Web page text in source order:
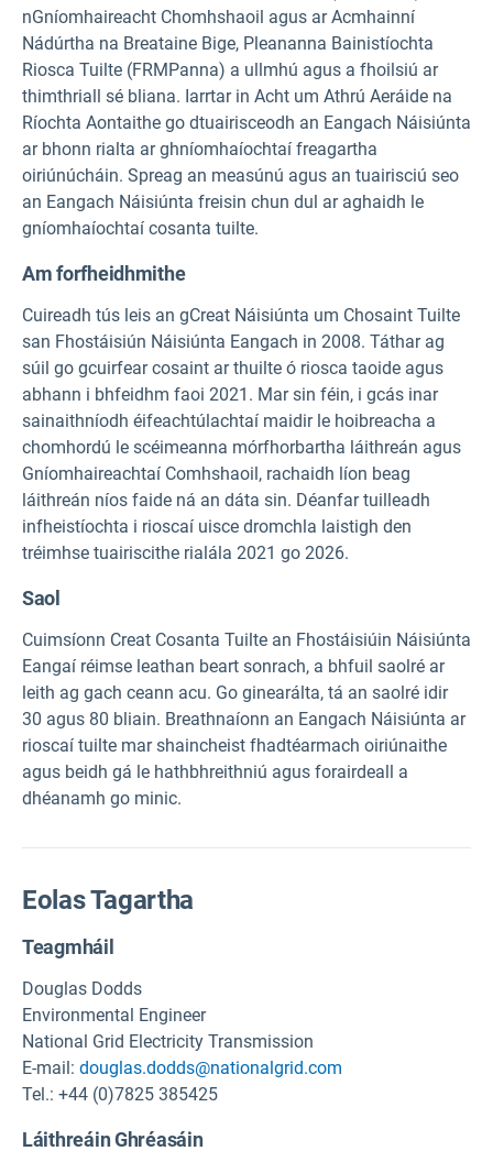
nGníomhaireacht Chomhshaoil agus ar Acmhainní
Nádúrtha na Breataine Bige, Pleananna Bainistíochta
Riosca Tuilte (FRMPanna) a ullmhú agus a fhoilsiú ar
thimthriall sé bliana. Iarrtar in Acht um Athrú Aeráide na
Ríochta Aontaithe go dtuairisceodh an Eangach Náisiúnta
ar bhonn rialta ar ghníomhaíochtaí freagartha
oiriúnúcháin. Spreag an measúnú agus an tuairisciú seo
an Eangach Náisiúnta freisin chun dul ar aghaidh le
gníomhaíochtaí cosanta tuilte.
Am forfheidhmithe
Cuireadh tús leis an gCreat Náisiúnta um Chosaint Tuilte
san Fhostáisiún Náisiúnta Eangach in 2008. Táthar ag
súil go gcuirfear cosaint ar thuilte ó riosca taoide agus
abhann i bhfeidhm faoi 2021. Mar sin féin, i gcás inar
sainaithníodh éifeachtúlachtaí maidir le hoibreacha a
chomhordú le scéimeanna mórfhorbartha láithreán agus
Gníomhaireachtaí Comhshaoil, rachaidh líon beag
láithreán níos faide ná an dáta sin. Déanfar tuilleadh
infheistíochta i rioscaí uisce dromchla laistigh den
tréimhse tuairiscithe rialála 2021 go 2026.
Saol
Cuimsíonn Creat Cosanta Tuilte an Fhostáisiúin Náisiúnta
Eangaí réimse leathan beart sonrach, a bhfuil saolré ar
leith ag gach ceann acu. Go ginearálta, tá an saolré idir
30 agus 80 bliain. Breathnaíonn an Eangach Náisiúnta ar
rioscaí tuilte mar shaincheist fhadtéarmach oiriúnaithe
agus beidh gá le hathbhreithniú agus forairdeall a
dhéanamh go minic.
Eolas Tagartha
Teagmháil
Douglas Dodds
Environmental Engineer
National Grid Electricity Transmission
E-mail: douglas.dodds@nationalgrid.com
Tel.: +44 (0)7825 385425
Láithreáin Ghréasáin